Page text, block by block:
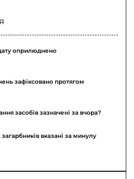
оприлюднено
зафіксовано протягом
засобів зазначені за вчора?
загарбників вказані за минулу